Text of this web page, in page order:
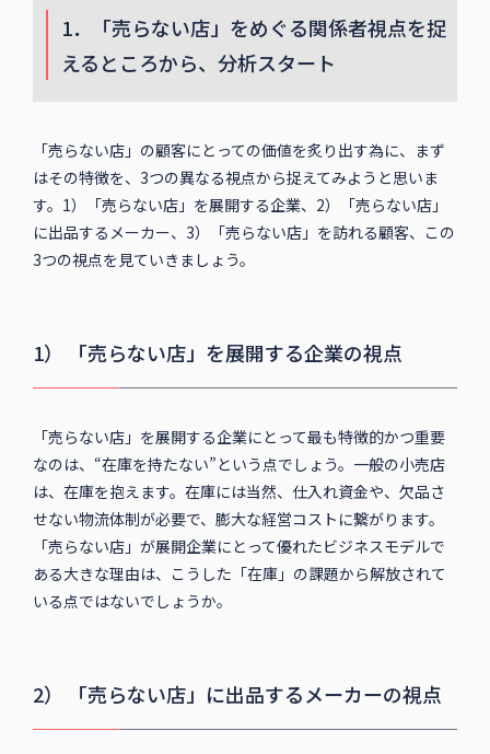
1．「売らない店」をめぐる関係者視点を捉
えるところから、分析スタート
「売らない店」の顧客にとっての価値を炙り出す為に、まず
はその特徴を、3つの異なる視点から捉えてみようと思いま
す。1）「売らない店」を展開する企業、2）「売らない店」
に出品するメーカー、3）「売らない店」を訪れる顧客、この
3つの視点を見ていきましょう。
1） 「売らない店」を展開する企業の視点
「売らない店」を展開する企業にとって最も特徴的かつ重要
なのは、“在庫を持たない”という点でしょう。一般の小売店
は、在庫を抱えます。在庫には当然、仕入れ資金や、欠品さ
せない物流体制が必要で、膨大な経営コストに繋がります。
「売らない店」が展開企業にとって優れたビジネスモデルで
ある大きな理由は、こうした「在庫」の課題から解放されて
いる点ではないでしょうか。
2） 「売らない店」に出品するメーカーの視点